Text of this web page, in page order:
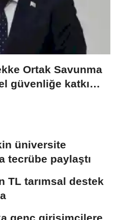
Ortak Savunma
güvenliğe katkı
üniversite
tecrübe paylaştı
TL tarımsal destek
genç girişimcilere